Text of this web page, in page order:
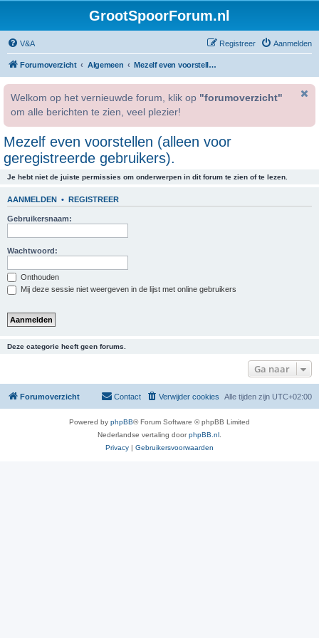
GrootSpoorForum.nl
V&A Aanmelden
Registreer
Forumoverzicht Algemeen Mezelf even voorstellen (alleen voor geregistreerde gebruikers).
Welkom op het vernieuwde forum, klik op "forumoverzicht"
om alle berichten te zien, veel plezier!
Mezelf even voorstellen (alleen voor
geregistreerde gebruikers).
Je hebt niet de juiste permissies om onderwerpen in dit forum te zien of te lezen.
AANMELDEN • REGISTREER
Gebruikersnaam:
Wachtwoord:
Onthouden
Mij deze sessie niet weergeven in de lijst met online gebruikers
Deze categorie heeft geen forums.
Ga naar
Forumoverzicht Alle tijden zijn UTC+02:00
Verwijder cookies
Contact
Powered by phpBB® Forum Software © phpBB Limited
Nederlandse vertaling doorphpBB.nl
Privacy | Gebruikersvoorwaarden